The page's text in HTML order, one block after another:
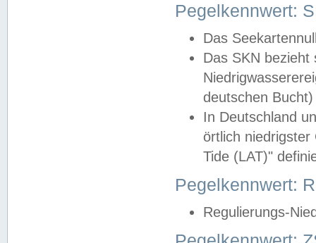
Pegelkennwert:
Das
Das SKN
deutschen
In Deutschland
örtlich
Tide (LAT)"
Pegelkennwert:
Regulierungs-